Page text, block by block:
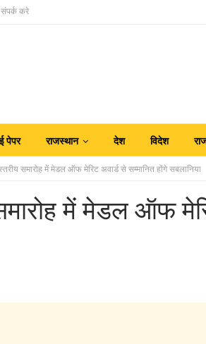
संपर्क करे
पेपर राजस्थान देश विदेश
समारोह में मेडल ऑफ मेरिट अवार्ड से सम्मानित होंगे सबलानिया
में मेडल ऑफ